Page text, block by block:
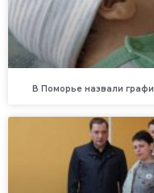
В Поморье назвали